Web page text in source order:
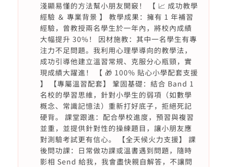
淺顯易懂的方法幫小朋友開竅！ 【 📈 成功教學
經驗 ＆ 專業背景 】 教學成果：擁有 1 年補習
經驗，曾教授兩名學生於一年內，將校內成績
大幅提升 30%！ 因材施教：其中一名學生有專
注力不足問題。我利用心理學導向的教學法，
成功引導他建立溫習常規、克服分心瓶頸，實
現成績大躍進！ 【 🎁 100% 貼心小學配套支援
】 【專屬溫習配套】 鞏固基礎：結合 Band 1
名校的學習思維，針對小學生的弱項（如數學
概念、常識記憶法）重新打好底子，拒絕死記
硬背。 課堂跟進：配合學校進度，預習與複習
並重，並提供針對性的操練題目，讓小朋友應
對測驗考試更有信心。 【全天候火力支援】 課
後問功課：日常做功課或溫書遇到問題，隨時
影相 Send 給我，我會盡快親自解答，不讓問